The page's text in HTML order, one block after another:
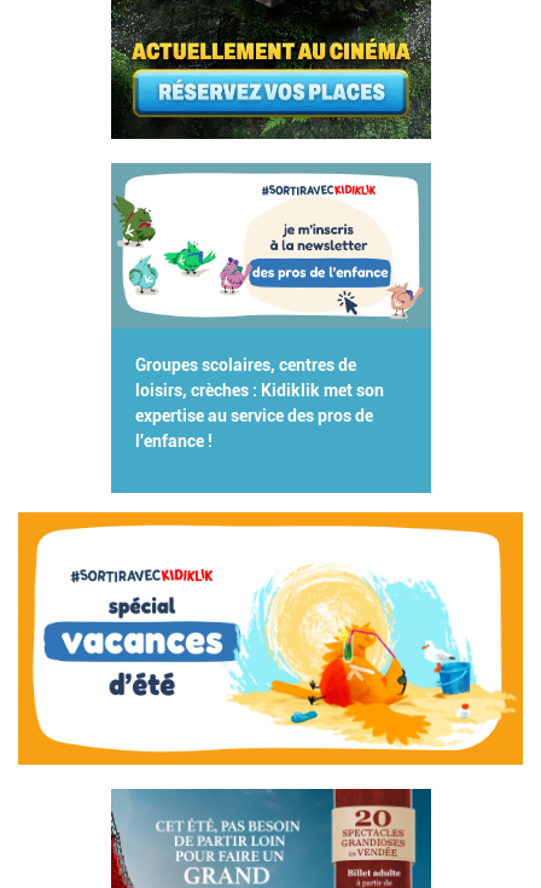
Groupes scolaires, centres de
loisirs, crèches : Kidiklik met son
expertise au service des pros de
l'enfance !